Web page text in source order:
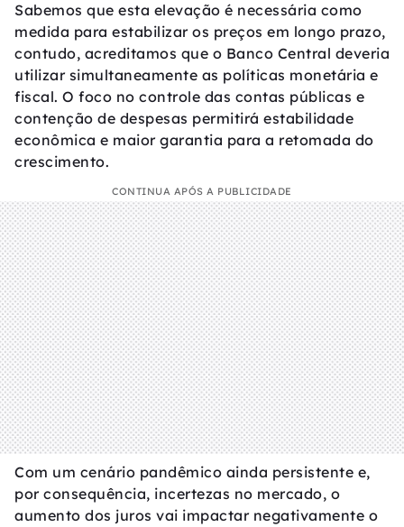
Sabemos que esta elevação é necessária como
medida para estabilizar os preços em longo prazo,
contudo, acreditamos que o Banco Central deveria
utilizar simultaneamente as políticas monetária e
fiscal. O foco no controle das contas públicas e
contenção de despesas permitirá estabilidade
econômica e maior garantia para a retomada do
crescimento.
CONTINUA APÓS A PUBLICIDADE
Com um cenário pandêmico ainda persistente e,
por consequência, incertezas no mercado, o
aumento dos juros vai impactar negativamente o